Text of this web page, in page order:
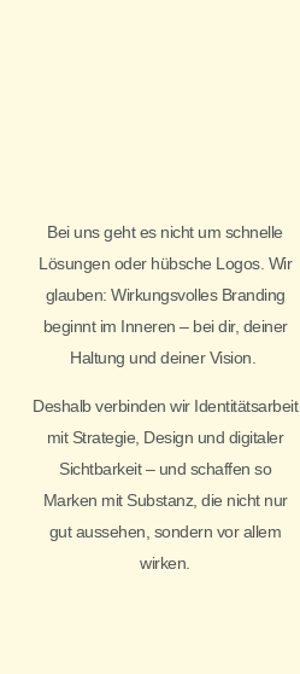
Bei uns geht es nicht um schnelle
Lösungen oder hübsche Logos. Wir
glauben: Wirkungsvolles Branding
beginnt im Inneren – bei dir, deiner
Haltung und deiner Vision.
Deshalb verbinden wir Identitätsarbeit
mit Strategie, Design und digitaler
Sichtbarkeit – und schaffen so
Marken mit Substanz, die nicht nur
gut aussehen, sondern vor allem
wirken.